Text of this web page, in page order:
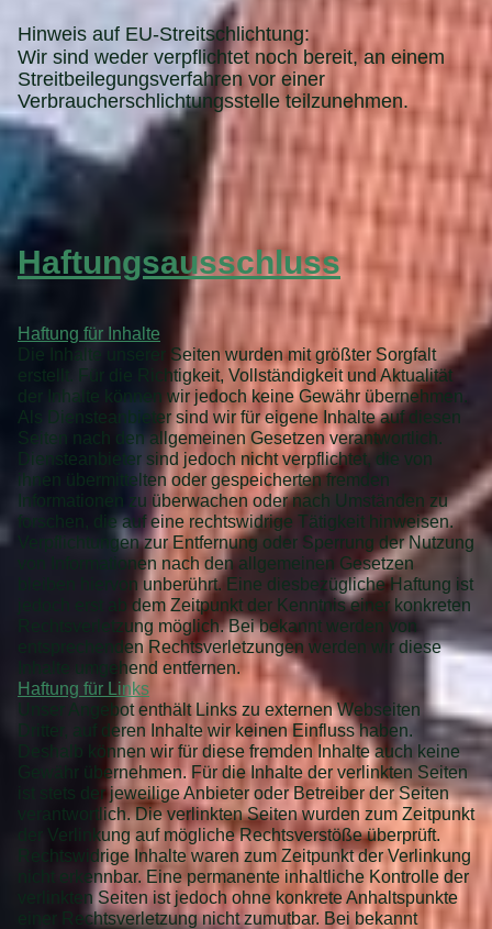
Hinweis auf EU-Streitschlichtung:
Wir sind weder verpflichtet noch bereit, an einem
Streitbeilegungsverfahren vor einer
Verbraucherschlichtungsstelle teilzunehmen.
Haftungsausschluss
Haftung für Inhalte
Die Inhalte unserer Seiten wurden mit größter Sorgfalt
erstellt. Für die Richtigkeit, Vollständigkeit und Aktualität
der Inhalte können wir jedoch keine Gewähr übernehmen.
Als Diensteanbieter sind wir für eigene Inhalte auf diesen
Seiten nach den allgemeinen Gesetzen verantwortlich.
Diensteanbieter sind jedoch nicht verpflichtet, die von
ihnen übermittelten oder gespeicherten fremden
Informationen zu überwachen oder nach Umständen zu
forschen, die auf eine rechtswidrige Tätigkeit hinweisen.
Verpflichtungen zur Entfernung oder Sperrung der Nutzung
von Informationen nach den allgemeinen Gesetzen
bleiben hiervon unberührt. Eine diesbezügliche Haftung ist
jedoch erst ab dem Zeitpunkt der Kenntnis einer konkreten
Rechtsverletzung möglich. Bei bekannt werden von
entsprechenden Rechtsverletzungen werden wir diese
Inhalte umgehend entfernen.
Haftung für Links
Unser Angebot enthält Links zu externen Webseiten
Dritter, auf deren Inhalte wir keinen Einfluss haben.
Deshalb können wir für diese fremden Inhalte auch keine
Gewähr übernehmen. Für die Inhalte der verlinkten Seiten
ist stets der jeweilige Anbieter oder Betreiber der Seiten
verantwortlich. Die verlinkten Seiten wurden zum Zeitpunkt
der Verlinkung auf mögliche Rechtsverstöße überprüft.
Rechtswidrige Inhalte waren zum Zeitpunkt der Verlinkung
nicht erkennbar. Eine permanente inhaltliche Kontrolle der
verlinkten Seiten ist jedoch ohne konkrete Anhaltspunkte
einer Rechtsverletzung nicht zumutbar. Bei bekannt